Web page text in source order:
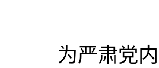
为严肃党